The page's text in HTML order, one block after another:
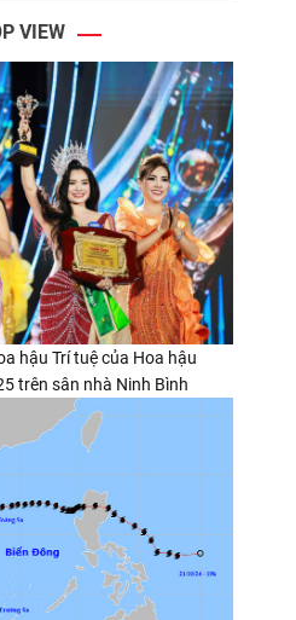
VIEW
hậu Trí tuệ của Hoa hậu
trên sân nhà Ninh Bình